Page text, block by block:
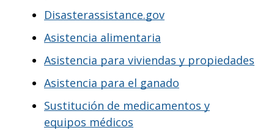
Disasterassistance.gov
Asistencia alimentaria
Asistencia para viviendas y propiedades
Asistencia para el ganado
Sustitución de medicamentos y
equipos médicos